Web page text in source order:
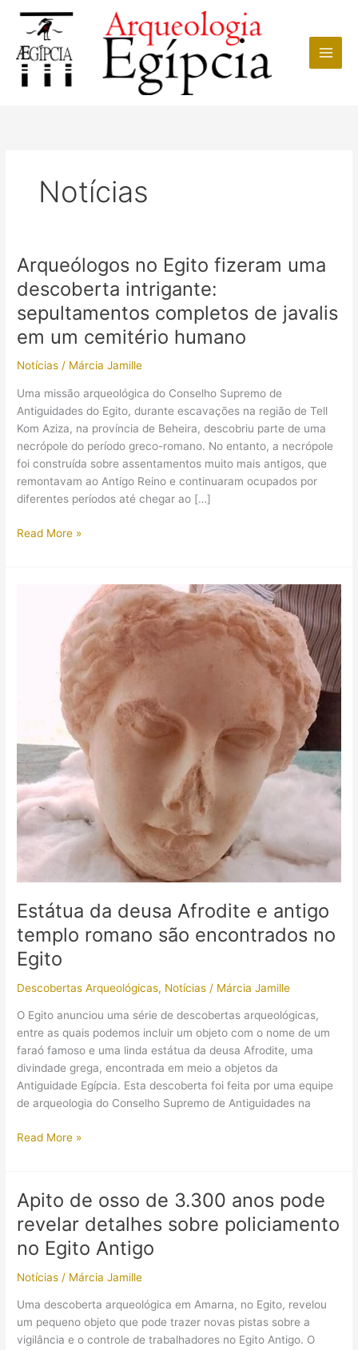
conteúdo
Notícias
Arqueólogos no Egito fizeram uma
descoberta intrigante:
sepultamentos completos de javalis
em um cemitério humano
Notícias / Márcia Jamille
Uma missão arqueológica do Conselho Supremo de
Antiguidades do Egito, durante escavações na região de Tell
Kom Aziza, na província de Beheira, descobriu parte de uma
necrópole do período greco-romano. No entanto, a necrópole
foi construída sobre assentamentos muito mais antigos, que
remontavam ao Antigo Reino e continuaram ocupados por
diferentes períodos até chegar ao […]
Arqueólogos
descoberta
intrigante:
sepultamentos
completos
um
cemitério
humano
Read More »
Estátua da deusa Afrodite e antigo
templo romano são encontrados no
Egito
Descobertas Arqueológicas, Notícias / Márcia Jamille
O Egito anunciou uma série de descobertas arqueológicas,
entre as quais podemos incluir um objeto com o nome de um
faraó famoso e uma linda estátua da deusa Afrodite, uma
divindade grega, encontrada em meio a objetos da
Antiguidade Egípcia. Esta descoberta foi feita por uma equipe
de arqueologia do Conselho Supremo de Antiguidades na
Estátua
e
antigo
templo
romano
são
no
Egito
Read More »
Apito de osso de 3.300 anos pode
revelar detalhes sobre policiamento
no Egito Antigo
Notícias / Márcia Jamille
Uma descoberta arqueológica em Amarna, no Egito, revelou
um pequeno objeto que pode trazer novas pistas sobre a
vigilância e o controle de trabalhadores no Egito Antigo. O